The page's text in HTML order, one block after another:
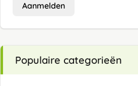
Aanmelden
Populaire categorieën